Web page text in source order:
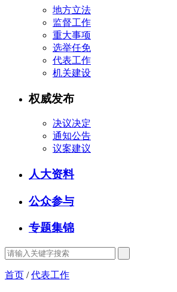
地方立法
监督工作
重大事项
选举任免
代表工作
机关建设
权威发布
决议决定
通知公告
议案建议
人大资料
公众参与
专题集锦
首页 /代表工作